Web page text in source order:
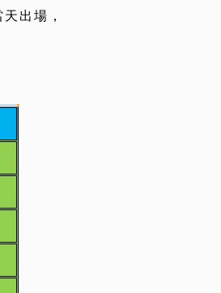
出場，